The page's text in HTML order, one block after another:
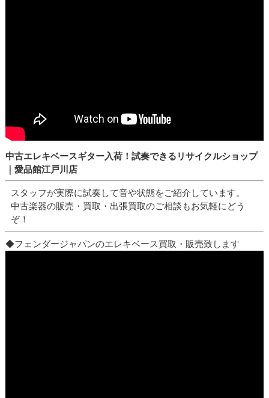
中古エレキベースギター入荷！試奏できるリサイクルショップ
｜愛品館江戸川店
スタッフが実際に試奏して音や状態をご紹介しています。
中古楽器の販売・買取・出張買取のご相談もお気軽にどう
ぞ！
◆フェンダージャパンのエレキベース買取・販売致します